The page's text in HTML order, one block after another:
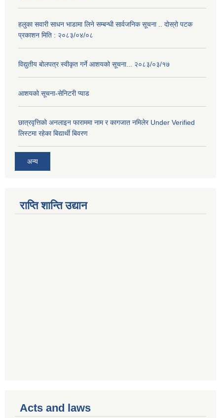
हलुका सवारी साधन भाडामा लिने सम्बन्धी सार्वजनिक सूचना .. दोस्रो पटक
प्रकाशन मिति : २०८३/०४/०८
विद्युतीय बोलपत्र स्वीकृत गर्ने आशयको सूचना... २०८३/०३/१७
आशयको सूचना-सेनिटरी प्याड
छात्रवृत्तिको अनलाइन फाराममा नाम र कागजात नमिलेर Under Verified
लिस्टमा रहेका बिद्यार्थी बिवरण
अन्य
राप्ति शान्ति उद्यान
Acts and laws